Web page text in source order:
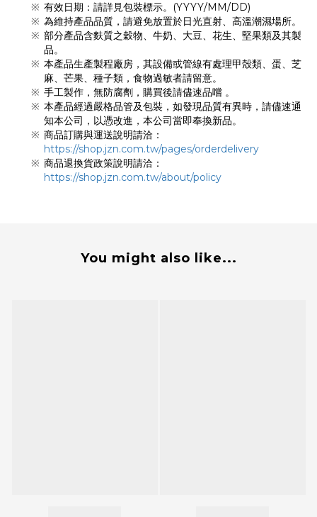
有效日期：請詳見包裝標示。(YYYY/MM/DD)
為維持產品品質，請避免放置於日光直射、高溫潮濕場所。
部分產品含麩質之穀物、牛奶、大豆、花生、堅果類及其製
品。
本產品生產製程廠房，其設備或管線有處理甲殼類、蛋、芝
麻、芒果、種子類，食物過敏者請留意。
手工製作，無防腐劑，購買後請儘速品嚐 。
本產品經過嚴格品管及包裝，如發現品質有異時，請儘速通
知本公司，以憑改進，本公司當即奉換新品。
商品訂購與運送說明請洽：
https://shop.jzn.com.tw/pages/orderdelivery
商品退換貨政策說明請洽：
https://shop.jzn.com.tw/about/policy
You might also like...